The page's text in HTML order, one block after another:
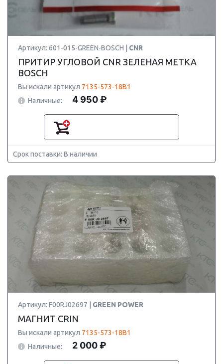
Артикул: 601-015-GREEN-BOSCH | CNR
ПРИТИР УГЛОВОЙ CNR ЗЕЛЕНАЯ МЕТКА
BOSCH
Вы искали артикул 7135-573-18B1
Наличные:
4 950 ₽
Срок поставки: В наличии
Артикул: F00RJ02697 | GREEN POWER
МАГНИТ CRIN
Вы искали артикул 7135-573-18B1
Наличные:
2 000 ₽